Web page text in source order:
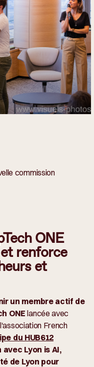
commission
ONE
renforce
et
un membre actif de
ONE lancée avec
French
du HUB612
Lyon is AI,
de Lyon pour